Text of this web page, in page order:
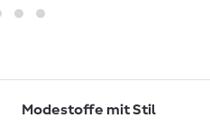
Modestoffe mit Stil